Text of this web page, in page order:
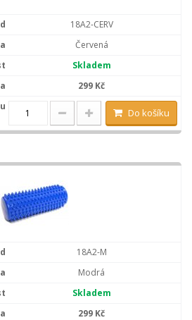
18A2-CERV
Červená
Skladem
299 Kč
Do košíku
18A2-M
Modrá
Skladem
299 Kč